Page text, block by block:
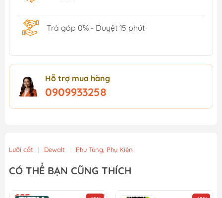
Trả góp 0% - Duyệt 15 phút
Hỗ trợ mua hàng
0909933258
Lưỡi cắt | Dewalt | Phụ Tùng, Phụ Kiện
CÓ THỂ BẠN CŨNG THÍCH